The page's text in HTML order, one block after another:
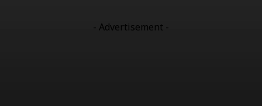
- Advertisement -